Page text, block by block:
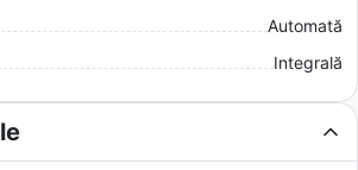
Automată
Integrală